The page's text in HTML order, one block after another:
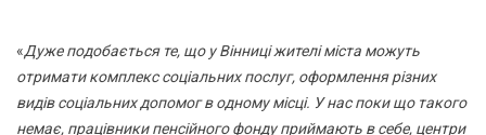
«Дуже подобається те, що у Вінниці жителі міста можуть
отримати комплекс соціальних послуг, оформлення різних
видів соціальних допомог в одному місці. У нас поки що такого
немає, працівники пенсійного фонду приймають в себе, центри